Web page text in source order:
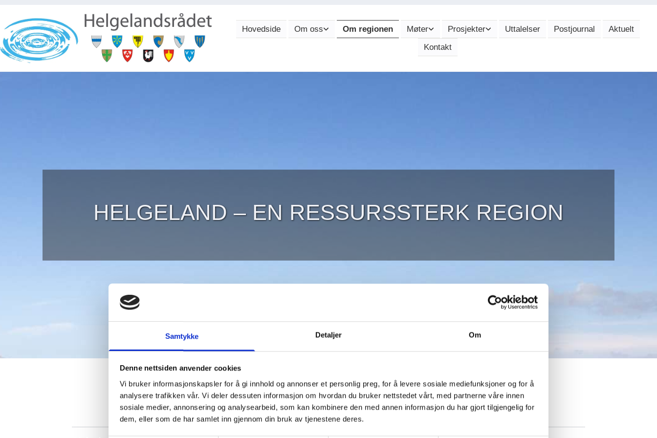
Samtykke Detaljer Om
Denne nettsiden anvender cookies
Vi bruker informasjonskapsler for å gi innhold og annonser et personlig preg, for å levere sosiale mediefunksjoner og for å
analysere trafikken vår. Vi deler dessuten informasjon om hvordan du bruker nettstedet vårt, med partnerne våre innen
sosiale medier, annonsering og analysearbeid, som kan kombinere den med annen informasjon du har gjort tilgjengelig for
dem, eller som de har samlet inn gjennom din bruk av tjenestene deres.
Hovedside Om oss Om regionen Møter Prosjekter Uttalelser Postjournal
Aktuelt
Kontakt
HELGELAND – EN RESSURSSTERK REGION
Et av Nord-Norges industrielle tyngdepunkt